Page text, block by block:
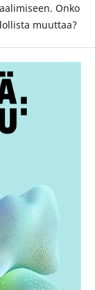
Onko
muuttaa?